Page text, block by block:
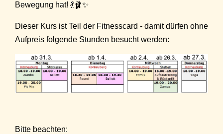
Bewegung hat! 💃🩰✨
Dieser Kurs ist Teil der Fitnesscard - damit dürfen ohne
Aufpreis folgende Stunden besucht werden:
Bitte beachten: